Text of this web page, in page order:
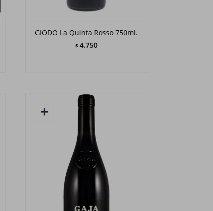
GIODO La Quinta Rosso 750ml.
$ 4.750